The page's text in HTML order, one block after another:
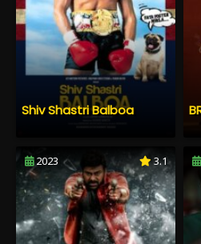
Shiv Shastri Balboa
2023 3.1